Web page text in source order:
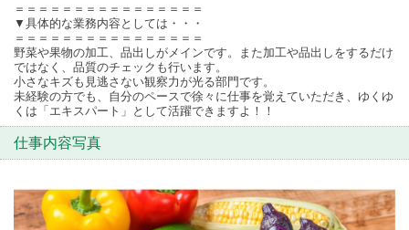
＝＝＝＝＝＝＝＝＝＝＝＝＝＝＝＝
▼具体的な業務内容としては・・・
＝＝＝＝＝＝＝＝＝＝＝＝＝＝＝＝
野菜や果物の加工、品出しがメインです。また加工や品出しをするだけ
ではなく、品質のチェックも行います。
小さなキズも見逃さない観察力が光る部門です。
未経験の方でも、自分のペースで徐々に仕事を覚えていただき、ゆくゆ
くは「エキスパート」として活躍できますよ！！
仕事内容写真